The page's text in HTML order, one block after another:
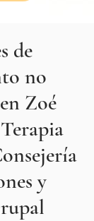
de
no
Zoé
y